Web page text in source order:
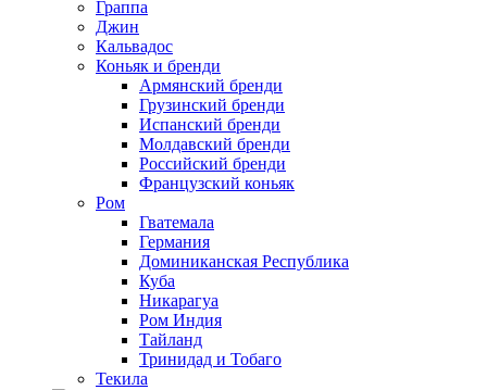
Граппа
Джин
Кальвадос
Коньяк и бренди
Армянский бренди
Грузинский бренди
Испанский бренди
Молдавский бренди
Российский бренди
Французский коньяк
Ром
Гватемала
Германия
Доминиканская Республика
Куба
Никарагуа
Ром Индия
Тайланд
Тринидад и Тобаго
Текила